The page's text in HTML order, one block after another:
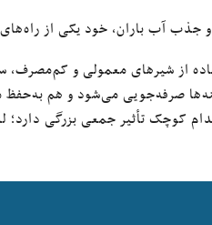
آب باران، خود یکی از
صرفه‌جویی می‌شود و هم
کوچک تأثیر جمعی بزرگی